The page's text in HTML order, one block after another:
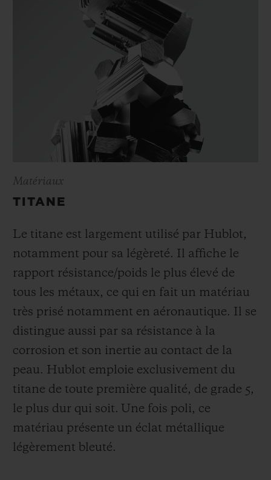
Matériaux
TITANE
Le titane est largement utilisé par Hublot,
notamment pour sa légèreté. Il affiche le
rapport résistance/poids le plus élevé de
tous les métaux, ce qui en fait un matériau
très prisé notamment en aéronautique. Il se
distingue aussi par sa résistance à la
corrosion et son inertie au contact de la
peau. Hublot emploie exclusivement du
titane de toute première qualité, de grade 5,
le plus dur qui soit. Une fois poli, ce
matériau présente un éclat métallique
légèrement bleuté.